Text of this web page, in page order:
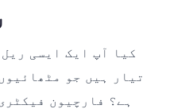
کیا آپ ایک ایسی
تیار ہیں جو
ہے؟ فارچیون